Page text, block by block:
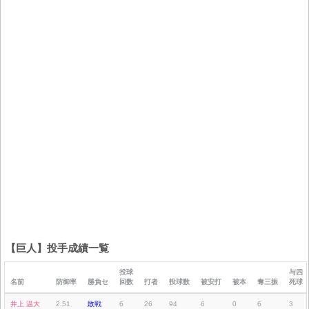
【巨人】投手成績一覧
名前 防御率 勝負セ
投球
回数
打者 投球数 被安打 被本 奪三振
与四
死球
井上 温大 2.51 敗戦 6 26 94 6 0 6 3